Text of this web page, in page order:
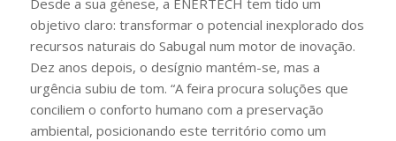
Desde a sua génese, a ENERTECH tem tido um
objetivo claro: transformar o potencial inexplorado dos
recursos naturais do Sabugal num motor de inovação.
Dez anos depois, o desígnio mantém-se, mas a
urgência subiu de tom. “A feira procura soluções que
conciliem o conforto humano com a preservação
ambiental, posicionando este território como um